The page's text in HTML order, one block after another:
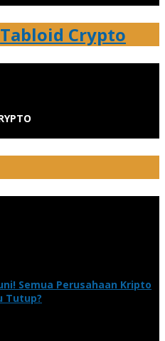
Tabloid Crypto
Semua Perusahaan Kripto
Tutup?